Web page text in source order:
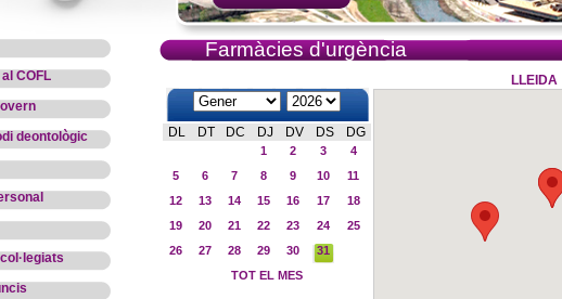
COFL
deontològic
Farmàcies d'urgència
DL DT DC DJ DV DS DG
1 2 3
4
5
6 7 8 9 10
11
12
13 14 15 16 17
18
19
20 21 22 23 24
25
26
27 28 29 30
31
TOT EL MES
LLEIDA